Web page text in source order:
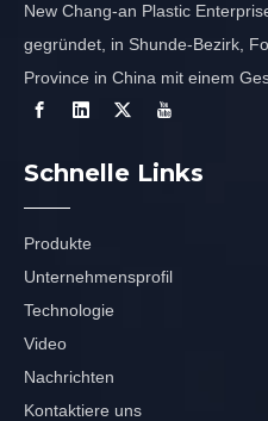
New Chang-an Plastic
gegründet, in Shunde-Bezirk,
Province in China mit einem
Schnelle Links
Produkte
Unternehmensprofil
Technologie
Video
Nachrichten
Kontaktiere uns